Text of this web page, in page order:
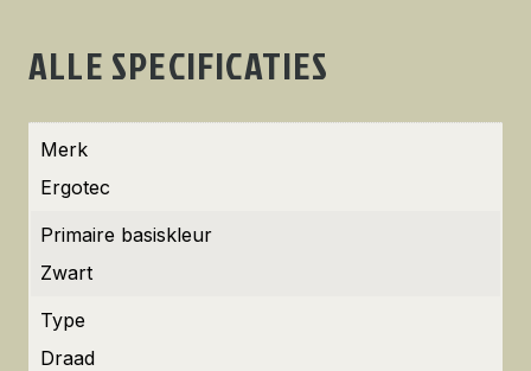
ALLE SPECIFICATIES
Merk
Ergotec
Primaire basiskleur
Zwart
Type
Draad